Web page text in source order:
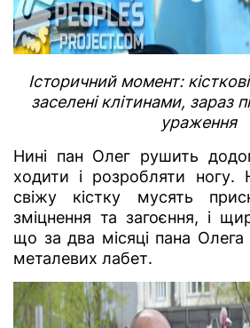
Історичний момент:
заселені клітинами, зараз
ураження
Нині пан Олег рушить
ходити і розробляти ногу.
свіжу кістку мусять
зміцнення та загоєння, і
що за два місяці пана Олега
металевих лабет.